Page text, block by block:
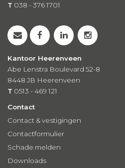
T 038 - 376 1701
Kantoor Heerenveen
Abe Lenstra Boulevard 52-8
8448 JB Heerenveen
T 0513 - 469 121
Contact
Contact & vestigingen
Contactformulier
Schade melden
Downloads